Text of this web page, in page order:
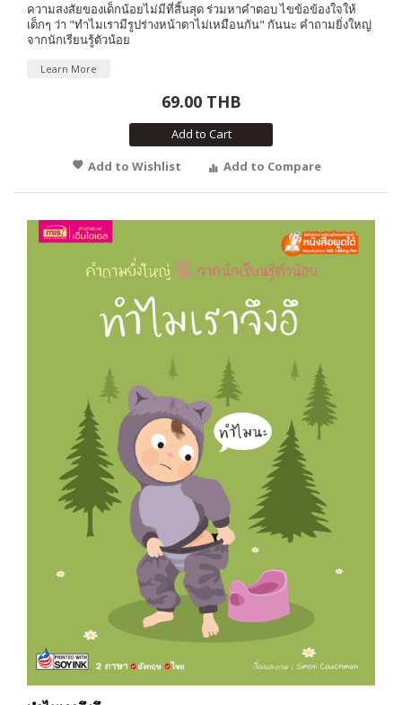
ความสงสัยของเด็กน้อยไม่มีที่สิ้นสุด ร่วมหาคำตอบ ไขข้อข้องใจให้
เด็กๆ ว่า "ทำไมเรามีรูปร่างหน้าตาไม่เหมือนกัน" กันนะ คำถามยิ่งใหญ่
จากนักเรียนรู้ตัวน้อย
Learn More
69.00 THB
Add to Cart
Add to Wishlist
Add to Compare